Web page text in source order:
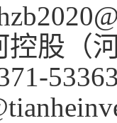
控股（